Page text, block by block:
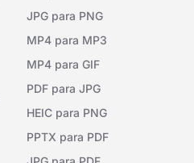
JPG para PNG
MP4 para MP3
MP4 para GIF
PDF para JPG
HEIC para PNG
PPTX para PDF